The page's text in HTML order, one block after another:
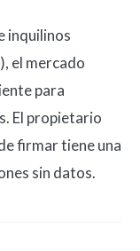
inquilinos
el mercado
para
El propietario
firmar tiene una
sin datos.